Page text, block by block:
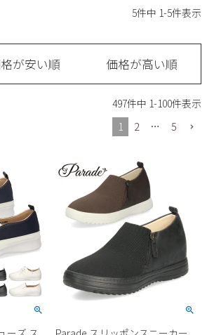
ズ
ド
ス
せ
5件中 1-5件表示
が安い順 価格が高い順
497件中 1-100件表示
1
2 … 5